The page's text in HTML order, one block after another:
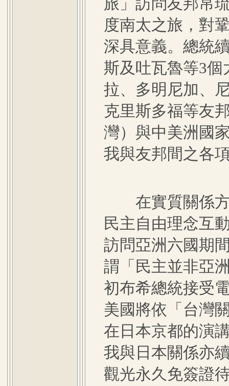
度南太之旅，對
深具意義。總統
斯及吐瓦魯等3
拉、多明尼加、
克里斯多福等友
灣）與中美洲國
我與友邦間之各
在實質關係方
民主自由理念互
訪問亞洲六國期
謂「民主並非亞
初布希總統接受
美國將依「台灣
在日本京都的演
我與日本關係亦
觀光永久免簽證